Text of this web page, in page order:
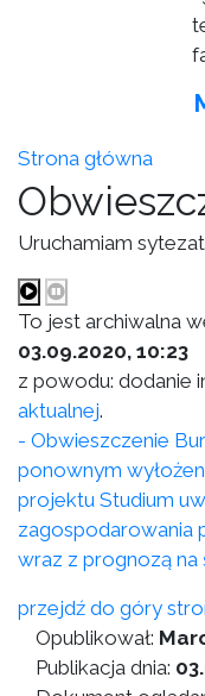
Strona główna
Uruchamiam
To jest archiwalna
03.09.2020, 10:23
z powodu: dodanie
aktualnej.
- Obwieszczenie
ponownym
projektu Studium
zagospodarowania
wraz z prognozą na
przejdź do góry
Opublikował:
Publikacja dnia: